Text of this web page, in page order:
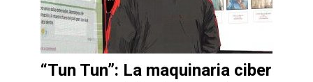
“Tun Tun”: La maquinaria ciber